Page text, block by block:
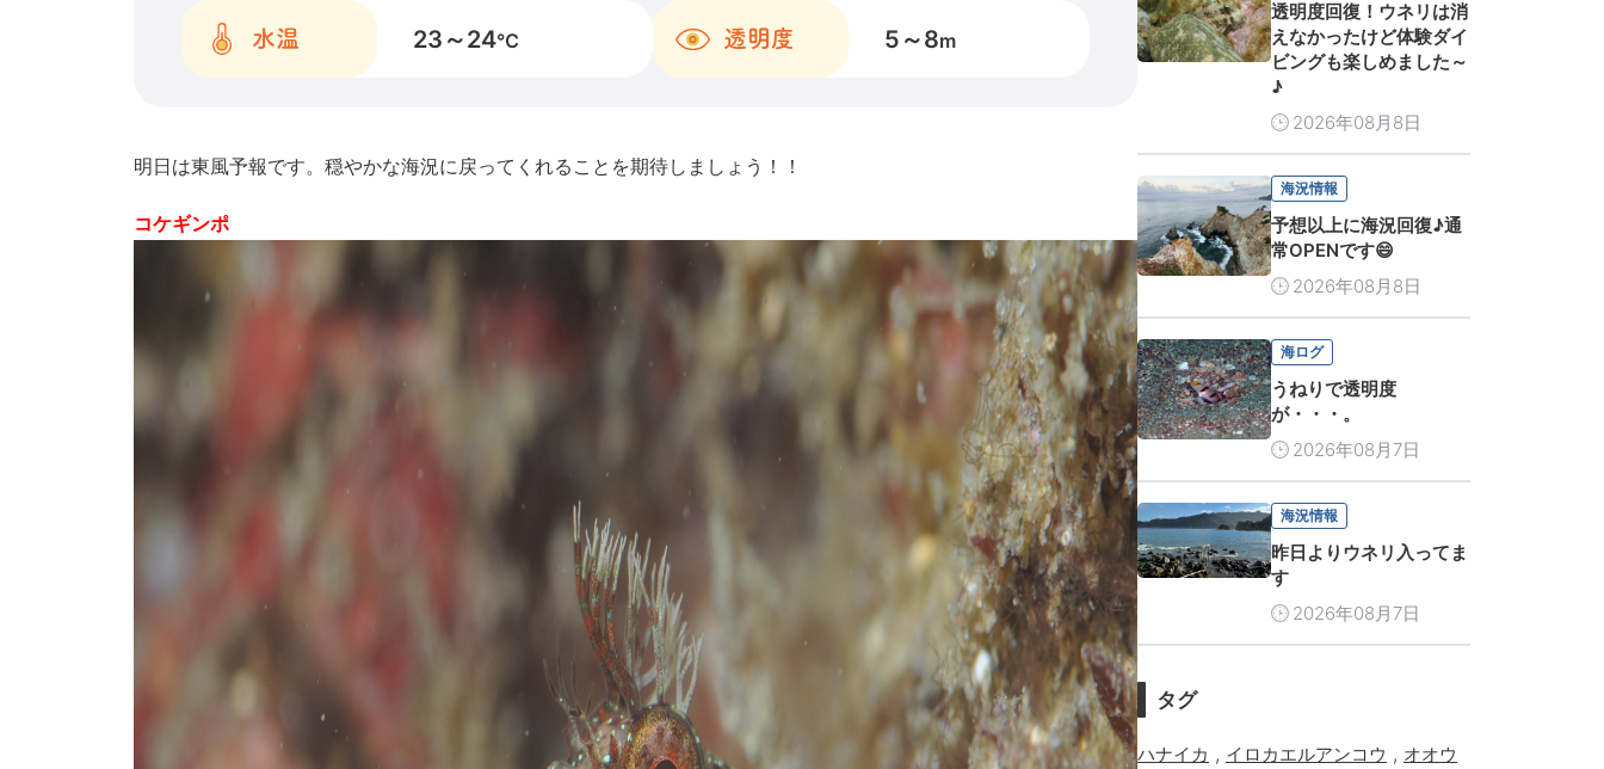
水温 23～24℃ 透明度 5～8m
明日は東風予報です。穏やかな海況に戻ってくれることを期待しましょう！！
コケギンポ
透明度回復！ウネリは消
えなかったけど体験ダイ
ビングも楽しめました～
♪
2026年08月8日
海況情報
予想以上に海況回復♪通
常OPENです😄
2026年08月8日
海ログ
うねりで透明度
が・・・。
2026年08月7日
海況情報
昨日よりウネリ入ってま
す
2026年08月7日
タグ
ハナイカ , イロカエルアンコウ , オオウ